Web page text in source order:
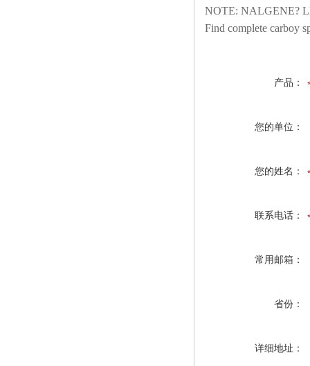
NOTE: NALGENE?
Find complete carboy
产品：
您的单位：
您的姓名：
联系电话：
常用邮箱：
省份：
详细地址：